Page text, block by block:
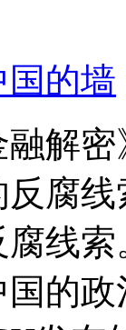
国的墙
解
腐
线
的